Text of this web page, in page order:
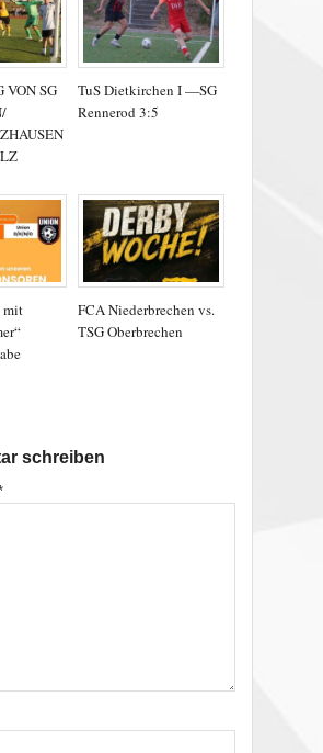
VON SG
TuS Dietkirchen I —SG
Rennerod 3:5
mit
FCA Niederbrechen vs.
TSG Oberbrechen
schreiben